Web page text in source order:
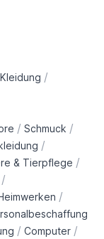
Kleidung /
/ Schmuck /
/
& Tierpflege /
/
/
/ Computer /